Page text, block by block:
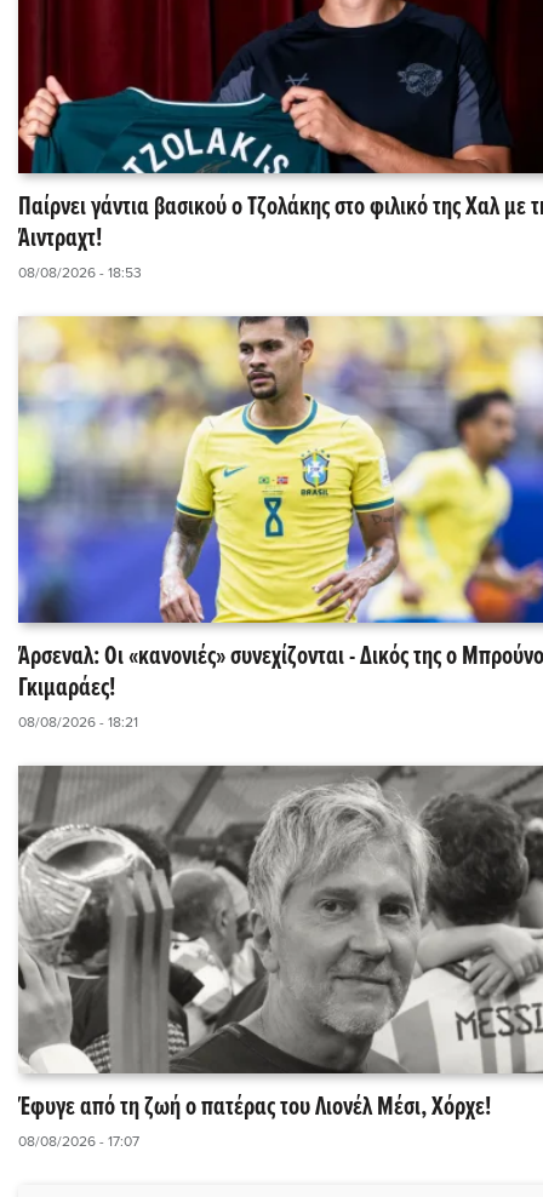
Παίρνει γάντια βασικού ο Τζολάκης στο φιλικό της Χαλ με
Άιντραχτ!
08/08/2026 - 18:53
Άρσεναλ: Οι «κανονιές» συνεχίζονται - Δικός της ο Μπρούνο
Γκιμαράες!
08/08/2026 - 18:21
Έφυγε από τη ζωή ο πατέρας του Λιονέλ Μέσι, Χόρχε!
08/08/2026 - 17:07